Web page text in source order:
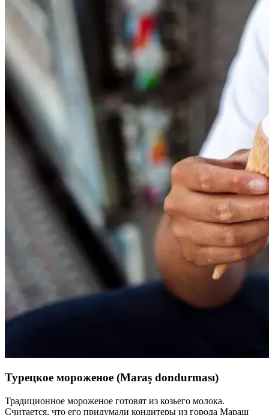
Турецкое мороженое (Maraş dondurması)
Традиционное мороженое готовят из козьего молока.
Считается, что его придумали кондитеры из города Мараш